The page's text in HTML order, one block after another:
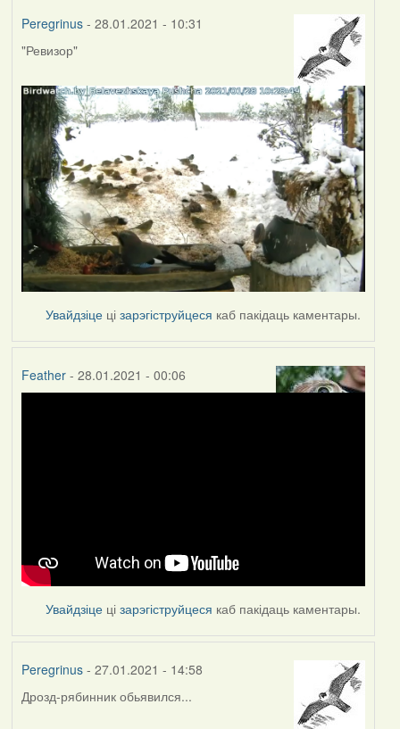
Peregrinus- 28.01.2021 - 10:31
"Ревизор"
Увайдзіце цізарэгіструйцеся каб пакідаць каментары.
Feather- 28.01.2021 - 00:06
Увайдзіце цізарэгіструйцеся каб пакідаць каментары.
Peregrinus- 27.01.2021 - 14:58
Дрозд-рябинник обьявился...